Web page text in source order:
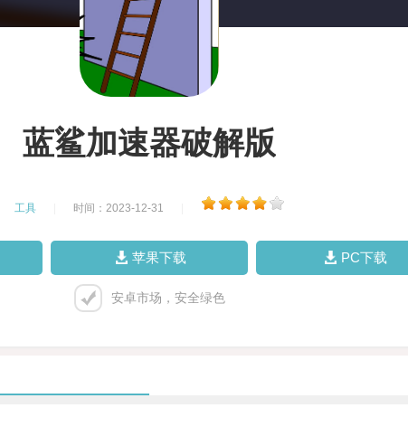
蓝鲨加速器破解版
工具 时间：2023-12-31
苹果下载 PC下载
安卓市场，安全绿色